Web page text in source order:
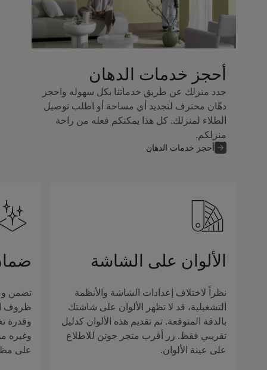
أحجز خدمات الدهان
جدد منزلك عن طريق خدماتنا بكل سهوله واحجز
دهّان محترف لتجديد أي مساحة أو اطلب توصيل
الطلاء لمنزلك. كل هذا يمكنكم فعله من راحة
منزلكم.
أحجز خدمات الدهان
الألوان على الشاشة
نظراً لاختلاف إعدادات الشاشة والأنظمة
التشغيلية، قد لا تظهر الألوان على شاشتك
بالدقة المتوقعة. تم تقديم هذه الألوان كدليل
تقريبي فقط. زر أقرب متجر جوتن للاطلاع
على عينة الألوان.
تضمن
ظروف
وقدرة
وغيره
على